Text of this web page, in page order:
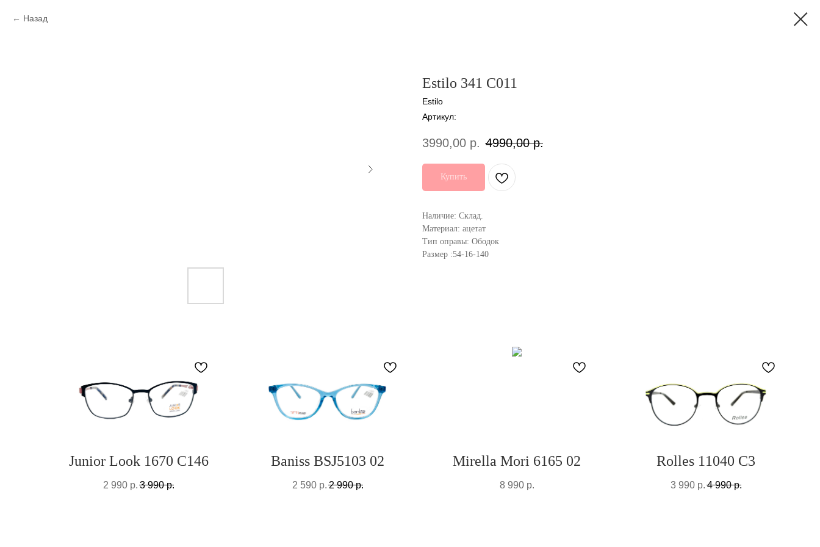
Назад
Estilo 341 C011
Estilo
Артикул:
3990,00 р. 4990,00 р.
Купить
Наличие: Склад.
Материал: ацетат
Тип оправы: Ободок
Размер :54-16-140
Junior Look 1670 C146
2 990 р. 3 990 р.
Baniss BSJ5103 02
2 590 р. 2 990 р.
Mirella Mori 6165 02
8 990 р.
Rolles 11040 C3
3 990 р. 4 990 р.